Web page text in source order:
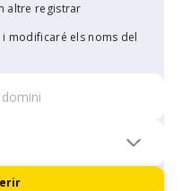
altre registrar
modificaré els noms del